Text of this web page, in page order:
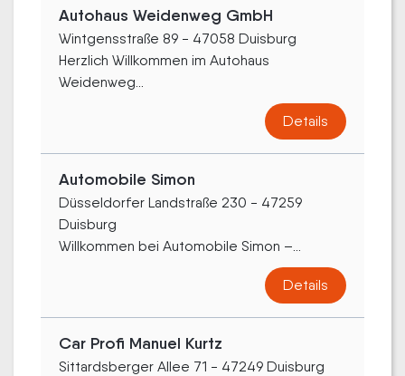
Autohaus Weidenweg GmbH
Wintgensstraße 89 - 47058 Duisburg
Herzlich Willkommen im Autohaus
Weidenweg...
Details
Automobile Simon
Düsseldorfer Landstraße 230 - 47259
Duisburg
Willkommen bei Automobile Simon –...
Details
Car Profi Manuel Kurtz
Sittardsberger Allee 71 - 47249 Duisburg